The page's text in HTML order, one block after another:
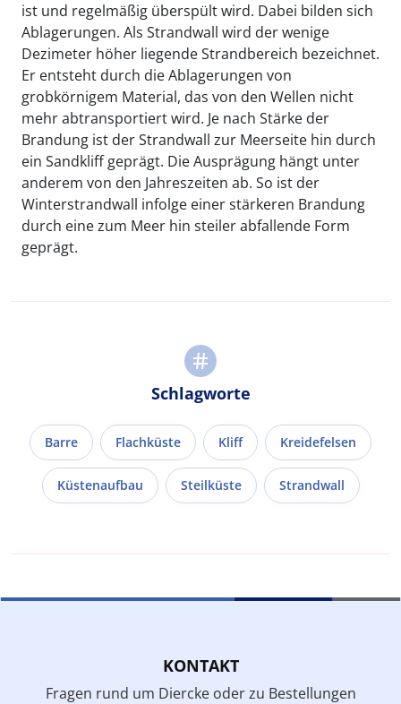
ist und regelmäßig überspült wird. Dabei bilden sich
Ablagerungen. Als Strandwall wird der wenige
Dezimeter höher liegende Strandbereich bezeichnet.
Er entsteht durch die Ablagerungen von
grobkörnigem Material, das von den Wellen nicht
mehr abtransportiert wird. Je nach Stärke der
Brandung ist der Strandwall zur Meerseite hin durch
ein Sandkliff geprägt. Die Ausprägung hängt unter
anderem von den Jahreszeiten ab. So ist der
Winterstrandwall infolge einer stärkeren Brandung
durch eine zum Meer hin steiler abfallende Form
geprägt.
Schlagworte
Barre Flachküste Kliff Kreidefelsen
Küstenaufbau Steilküste Strandwall
KONTAKT
Fragen rund um Diercke oder zu Bestellungen